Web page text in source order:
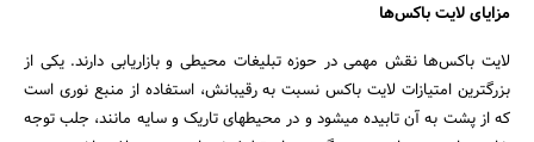
مزایای لایت باکس‌ها
لایت باکس‌ها نقش مهمی در حوزه تبلیغات محیطی و بازاریابی دارند. یکی از
بزرگ‎ترین امتیازات لایت باکس نسبت به رقیبانش، استفاده از منبع نوری است
که از پشت به آن تابیده می‎شود و در محیط‎های تاریک و سایه مانند، جلب توجه